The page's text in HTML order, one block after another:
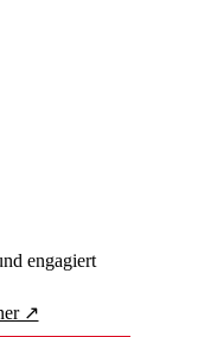
engagiert
↗